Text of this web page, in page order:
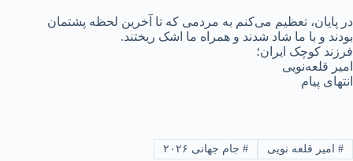
در پایان، تعظیم می‌کنم به مردمی که تا آخرین لحظه پشتمان
بودند و با ما شاد شدند و همراه ما اشک ریختند.
فرزند کوچک ایران؛
امیر قلعه‌نویی
انتهای پیام
#امیر قلعه نویی #جام جهانی ۲۰۲۶